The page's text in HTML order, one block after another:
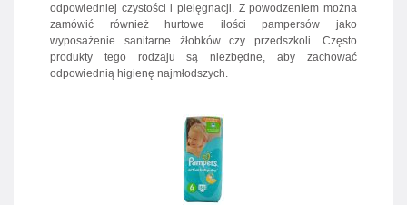
odpowiedniej czystości i pielęgnacji. Z powodzeniem można
zamówić również hurtowe ilości pampersów jako
wyposażenie sanitarne żłobków czy przedszkoli. Często
produkty tego rodzaju są niezbędne, aby zachować
odpowiednią higienę najmłodszych.